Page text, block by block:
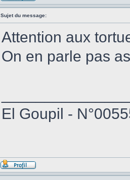
Sujet du message:
Attention aux
On en parle pas
El Goupil -